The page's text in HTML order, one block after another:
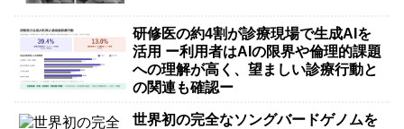
研修医の約4割が診療現場で生成AIを
活用 ー利用者はAIの限界や倫理的課題
への理解が高く、望ましい診療行動と
の関連も確認ー
世界初の完全なソングバードゲノムを